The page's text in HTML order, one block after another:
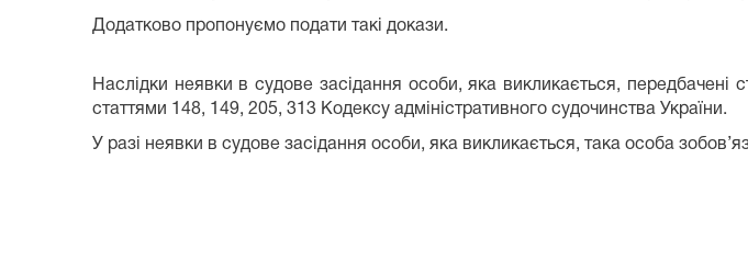
Додатково пропонуємо подати такі докази.
Наслідки неявки в судове засідання особи, яка викликається,
статтями 148, 149, 205, 313 Кодексу адміністративного судочинства України.
У разі неявки в судове засідання особи, яка викликається, така особа